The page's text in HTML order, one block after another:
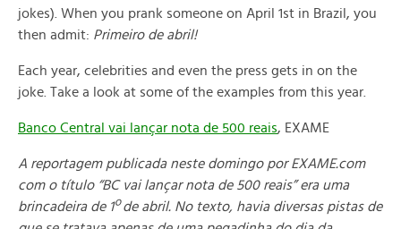
jokes). When you prank someone on April 1st in Brazil, you
then admit: Primeiro de abril!
Each year, celebrities and even the press gets in on the
joke. Take a look at some of the examples from this year.
Banco Central vai lançar nota de 500 reais, EXAME
A reportagem publicada neste domingo por EXAME.com
com o título “BC vai lançar nota de 500 reais” era uma
brincadeira de 1º de abril. No texto, havia diversas pistas de